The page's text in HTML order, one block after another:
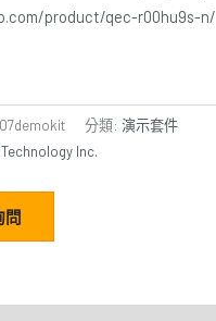
product/qec-r00hu9s-n/
分類: 演示套件
Technology Inc.
問